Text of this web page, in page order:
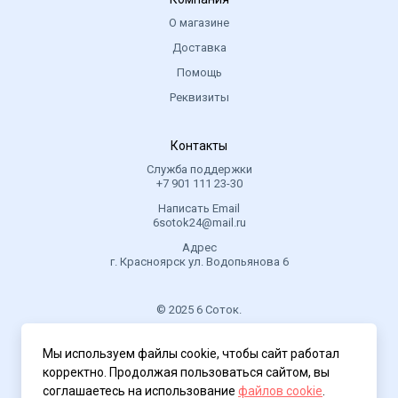
О магазине
Доставка
Помощь
Реквизиты
Контакты
Служба поддержки
+7 901 111 23-30
Написать Email
6sotok24@mail.ru
Адрес
г. Красноярск ул. Водопьянова 6
© 2025 6 Соток.
.
Политика конфиденциальности
Мы используем файлы cookie, чтобы сайт работал
корректно. Продолжая пользоваться сайтом, вы
соглашаетесь на использование файлов cookie